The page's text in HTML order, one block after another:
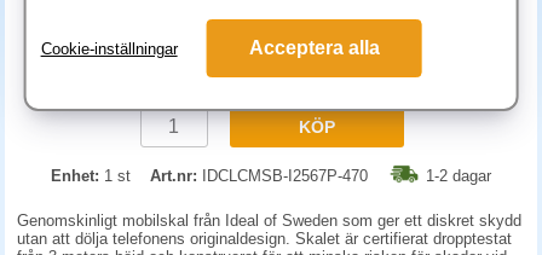
323.80 kr (inkl. moms)
KÖP
Enhet: 1 st Art.nr: IDCLCMSB-I2567P-470 1-2 dagar
Genomskinligt mobilskal från Ideal of Sweden som ger ett diskret skydd
utan att dölja telefonens originaldesign. Skalet är certifierat dropptestat
Cookie-inställningar Acceptera alla